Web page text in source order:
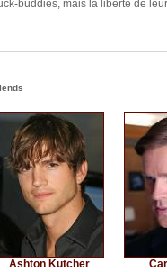
buddies, mais la liberté de
Ashton Kutcher